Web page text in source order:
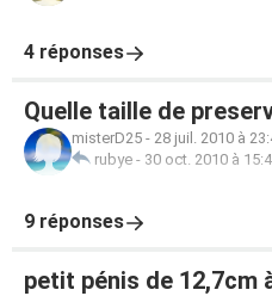
4 réponses
Quelle taille de
misterD25 - 28 juil. 2010 à
rubye - 30 oct. 2010 à
9 réponses
petit pénis de 12,7cm